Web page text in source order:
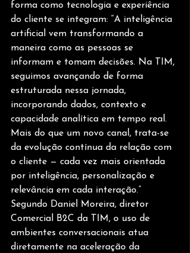
forma como tecnologia e experiência
do cliente se integram: “A inteligência
artificial vem transformando a
maneira como as pessoas se
informam e tomam decisões. Na TIM,
seguimos avançando de forma
estruturada nessa jornada,
incorporando dados, contexto e
capacidade analítica em tempo real.
Mais do que um novo canal, trata-se
da evolução contínua da relação com
o cliente — cada vez mais orientada
por inteligência, personalização e
relevância em cada interação.”
Segundo Daniel Moreira, diretor
Comercial B2C da TIM, o uso de
ambientes conversacionais atua
diretamente na aceleração da